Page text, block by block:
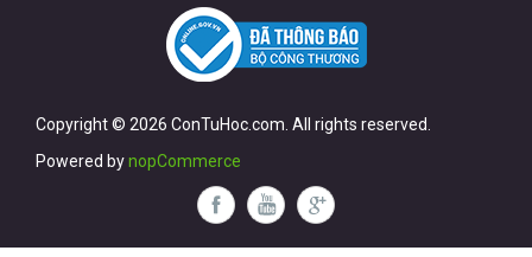
Copyright © 2026 ConTuHoc.com. All rights reserved.
Powered bynopCommerce